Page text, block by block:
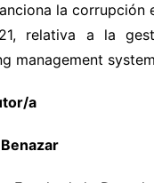
la
relativa a la
management
a